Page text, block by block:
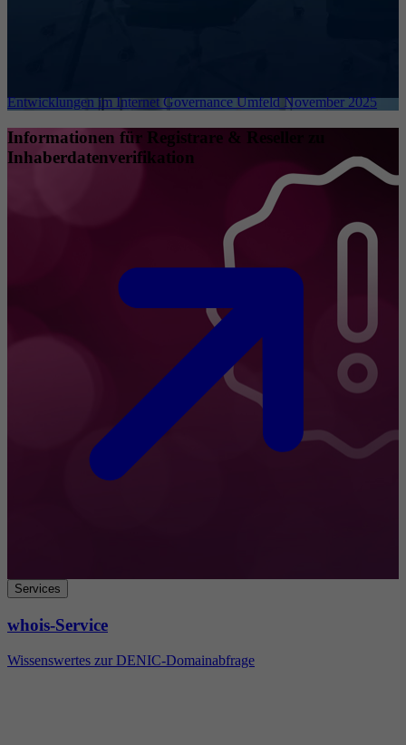
Entwicklungen im Internet Governance Umfeld November 2025
Informationen für Registrare & Reseller zu
Inhaberdatenverifikation
Services
whois-Service
Wissenswertes zur DENIC-Domainabfrage